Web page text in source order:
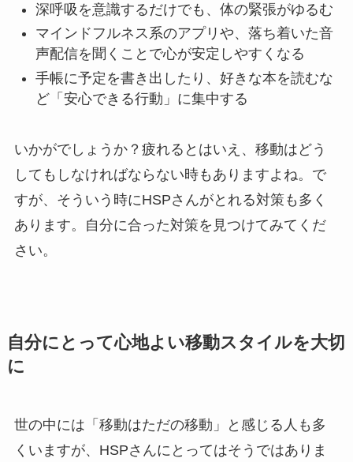
深呼吸を意識するだけでも、体の緊張がゆるむ
マインドフルネス系のアプリや、落ち着いた音
声配信を聞くことで心が安定しやすくなる
手帳に予定を書き出したり、好きな本を読むな
ど「安心できる行動」に集中する
いかがでしょうか？疲れるとはいえ、移動はどう
してもしなければならない時もありますよね。で
すが、そういう時にHSPさんがとれる対策も多く
あります。自分に合った対策を見つけてみてくだ
さい。
自分にとって心地よい移動スタイルを大切
に
世の中には「移動はただの移動」と感じる人も多
くいますが、HSPさんにとってはそうではありま